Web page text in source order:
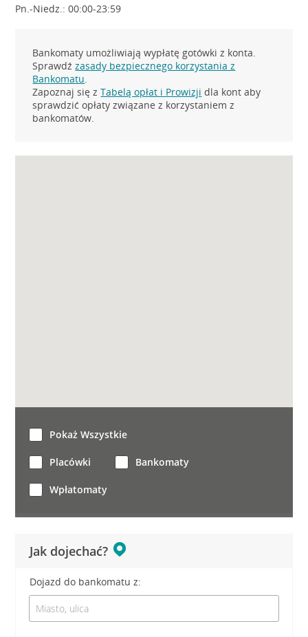
Pn.-Niedz.: 00:00-23:59
Bankomaty umożliwiają wypłatę gotówki z konta.
Sprawdźzasady bezpiecznego korzystania z
Bankomatu.
Zapoznaj się zTabelą opłat i Prowizji dla kont aby
sprawdzić opłaty związane z korzystaniem z
bankomatów.
Jak dojechać?
Dojazd do bankomatu z:
Pokaż Wszystkie
Placówki Bankomaty
Wpłatomaty